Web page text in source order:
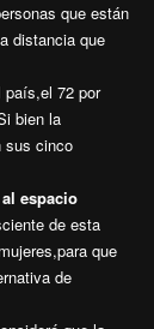
que están
distancia que
país,el 72 por
bien la
sus cinco
espacio
de esta
que
de